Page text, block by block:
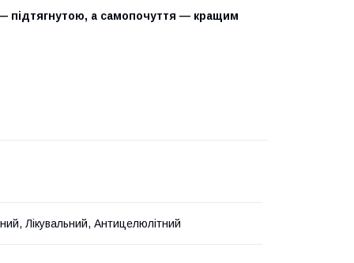
підтягнутою, а самопочуття — кращим
Лікувальний, Антицелюлітний